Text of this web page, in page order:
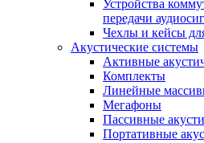
Устройства
передачи
Чехлы и кейсы
Акустические системы
Активные
Комплекты
Линейные
Мегафоны
Пассивные
Портативные